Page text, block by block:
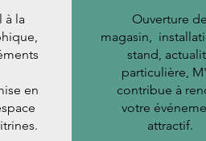
à la
en
Ouverture de
magasin,
stand,
particulière,
contribue à
votre
attractif.